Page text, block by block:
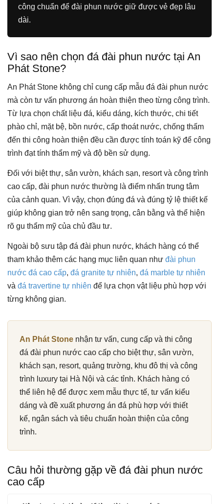
công chuẩn để đài phun nước giữ được vẻ đẹp lâu
dài.
Vì sao nên chọn đá đài phun nước tại An
Phát Stone?
An Phát Stone không chỉ cung cấp mẫu đá đài phun nước
mà còn tư vấn phương án hoàn thiện theo từng công trình.
Từ lựa chọn chất liệu đá, kiểu dáng, kích thước, chi tiết
phào chỉ, mặt bệ, bồn nước, cấp thoát nước, chống thấm
đến thi công hoàn thiện đều cần được tính toán kỹ để công
trình đạt tính thẩm mỹ và độ bền sử dụng.
Đối với biệt thự, sân vườn, khách sạn, resort và công trình
cao cấp, đài phun nước thường là điểm nhấn trung tâm
của cảnh quan. Vì vậy, chọn đúng đá và đúng tỷ lệ thiết kế
giúp không gian trở nên sang trọng, cân bằng và thể hiện
rõ gu thẩm mỹ của chủ đầu tư.
Ngoài bộ sưu tập đá đài phun nước, khách hàng có thể
tham khảo thêm các hạng mục liên quan như đài phun
nước đá cao cấp, đá granite tự nhiên, đá marble tự nhiên
và đá travertine tự nhiên để lựa chọn vật liệu phù hợp với
từng không gian.
An Phát Stone nhận tư vấn, cung cấp và thi công
đá đài phun nước cao cấp cho biệt thự, sân vườn,
khách sạn, resort, quảng trường, khu đô thị và công
trình luxury tại Hà Nội và các tỉnh. Khách hàng có
thể liên hệ để được xem mẫu thực tế, tư vấn kiểu
dáng và đề xuất phương án đá phù hợp với thiết
kế, ngân sách và tiêu chuẩn hoàn thiện của công
trình.
Câu hỏi thường gặp về đá đài phun nước
cao cấp